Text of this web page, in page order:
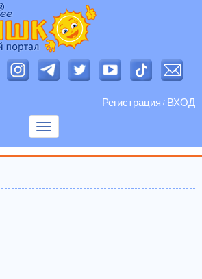
Регистрация / ВХОД
Показать